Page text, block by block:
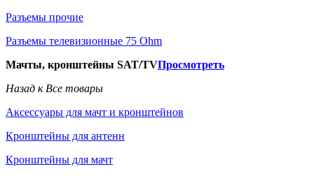
Разъемы прочие
Разъемы телевизионные 75 Ohm
Мачты, кронштейны SAT/TVПросмотреть
Назад к Все товары
Аксессуары для мачт и кронштейнов
Кронштейны для антенн
Кронштейны для мачт